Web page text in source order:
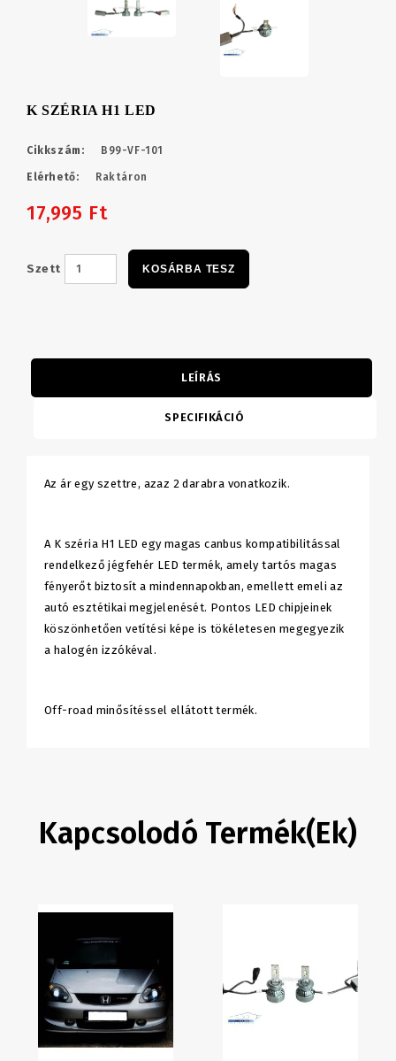
K SZÉRIA H1 LED
Cikkszám: B99-VF-101
Elérhető: Raktáron
17,995 Ft
Szett KOSÁRBA TESZ
LEÍRÁS
SPECIFIKÁCIÓ
Az ár egy szettre, azaz 2 darabra vonatkozik.
A K széria H1 LED egy magas canbus kompatibilitással
rendelkező jégfehér LED termék, amely tartós magas
fényerőt biztosít a mindennapokban, emellett emeli az
autó esztétikai megjelenését. Pontos LED chipjeinek
köszönhetően vetítési képe is tökéletesen megegyezik
a halogén izzókéval.
Off-road minősítéssel ellátott termék.
Kapcsolodó Termék(ek)